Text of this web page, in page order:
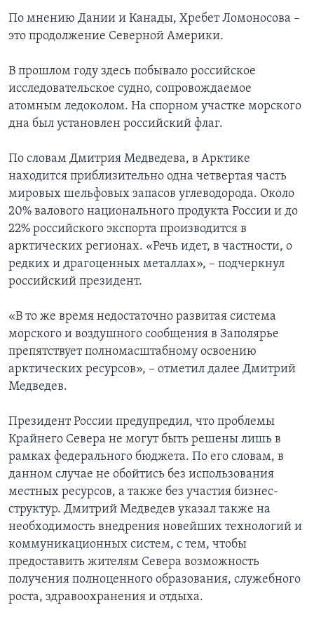
По мнению Дании и Канады, Хребет Ломоносова –
это продолжение Северной Америки.
В прошлом году здесь побывало российское
исследовательское судно, сопровождаемое
атомным ледоколом. На спорном участке морского
дна был установлен российский флаг.
По словам Дмитрия Медведева, в Арктике
находится приблизительно одна четвертая часть
мировых шельфовых запасов углеводорода. Около
20% валового национального продукта России и до
22% российского экспорта производится в
арктических регионах. «Речь идет, в частности, о
редких и драгоценных металлах», – подчеркнул
российский президент.
«В то же время недостаточно развитая система
морского и воздушного сообщения в Заполярье
препятствует полномасштабному освоению
арктических ресурсов», – отметил далее Дмитрий
Медведев.
Президент России предупредил, что проблемы
Крайнего Севера не могут быть решены лишь в
рамках федерального бюджета. По его словам, в
данном случае не обойтись без использования
местных ресурсов, а также без участия бизнес-
структур. Дмитрий Медведев указал также на
необходимость внедрения новейших технологий и
коммуникационных систем, с тем, чтобы
предоставить жителям Севера возможность
получения полноценного образования, служебного
роста, здравоохранения и отдыха.